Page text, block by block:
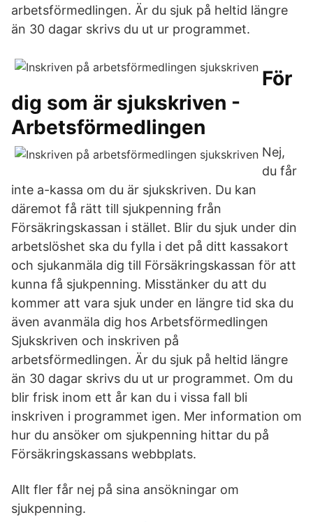
arbetsförmedlingen. Är du sjuk på heltid längre
än 30 dagar skrivs du ut ur programmet.
För
dig som är sjukskriven -
Arbetsförmedlingen
Nej,
du får
inte a-kassa om du är sjukskriven. Du kan
däremot få rätt till sjukpenning från
Försäkringskassan i stället. Blir du sjuk under din
arbetslöshet ska du fylla i det på ditt kassakort
och sjukanmäla dig till Försäkringskassan för att
kunna få sjukpenning. Misstänker du att du
kommer att vara sjuk under en längre tid ska du
även avanmäla dig hos Arbetsförmedlingen
Sjukskriven och inskriven på
arbetsförmedlingen. Är du sjuk på heltid längre
än 30 dagar skrivs du ut ur programmet. Om du
blir frisk inom ett år kan du i vissa fall bli
inskriven i programmet igen. Mer information om
hur du ansöker om sjukpenning hittar du på
Försäkringskassans webbplats.
Allt fler får nej på sina ansökningar om
sjukpenning.